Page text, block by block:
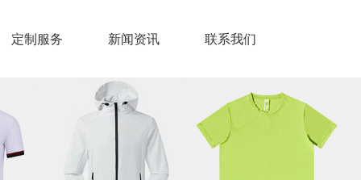
定制服务 新闻资讯 联系我们